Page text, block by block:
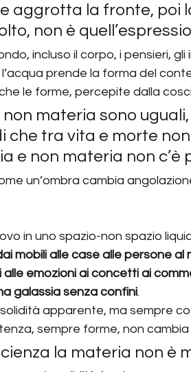
aggrotta la fronte, poi
non è
incluso il corpo, i pensieri,
prende la forma del
le forme, percepite dalla
materia sono
che tra vita e morte
e non materia non c’è
un’ombra cambia
in uno spazio-non spazio
mobili alle case alle persone
alle emozioni ai concetti ai
galassia senza confini.
apparente, ma sempre
sempre forme, non
la materia non è